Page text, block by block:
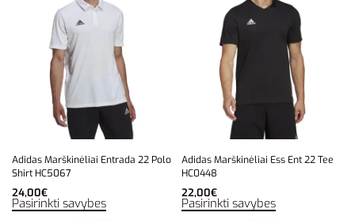
Adidas Marškinėliai Entrada 22 Polo
Shirt HC5067
24,00€
Pasirinkti savybes
Adidas Marškinėliai Ess Ent 22 Tee
HC0448
22,00€
Pasirinkti savybes